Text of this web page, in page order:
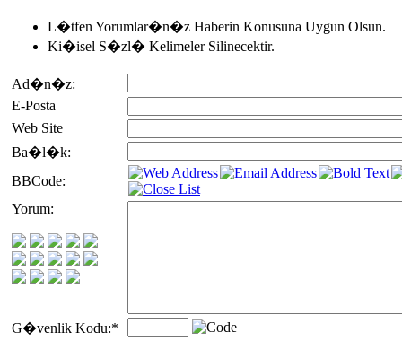
L�tfen Yorumlar�n�z Haberin Konusuna Uygun Olsun.
Ki�isel S�zl� Kelimeler Silinecektir.
Ad�n�z:
E-Posta
Web Site
Ba�l�k:
BBCode:
Yorum:
G�venlik Kodu:*